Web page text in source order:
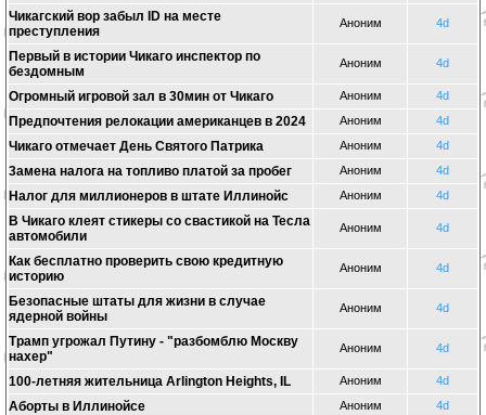
Чикагский вор забыл ID на месте
преступления
Аноним 4d
Первый в истории Чикаго инспектор по
бездомным
Аноним 4d
Огромный игровой зал в 30мин от Чикаго Аноним 4d
Предпочтения релокации американцев в 2024 Аноним 4d
Чикаго отмечает День Святого Патрика Аноним 4d
3амена налога на топливо платой за пробег Аноним 4d
Налог для миллионеров в штате Иллинойс Аноним 4d
В Чикаго клеят стикеры со свастикой на Тесла
автомобили
Аноним 4d
Как бесплатно проверить свою кредитную
историю
Аноним 4d
Безопасные штаты для жизни в случае
ядерной войны
Аноним 4d
Трамп угрожал Путину - "разбомблю Москву
нахер"
Аноним 4d
100-летняя жительница Arlington Heights, IL Аноним 4d
Аборты в Иллинойсе Аноним 4d